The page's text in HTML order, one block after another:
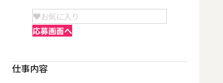
お気に入り
応募画面へ
仕事内容